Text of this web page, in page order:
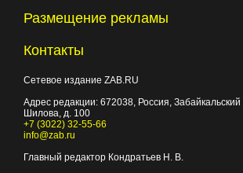
Размещение рекламы
Контакты
Сетевое издание ZAB.RU
Адрес редакции: 672038, Россия, Забайкальский
Шилова, д. 100
+7 (3022) 32-55-66
info@zab.ru
Главный редактор Кондратьев Н. В.